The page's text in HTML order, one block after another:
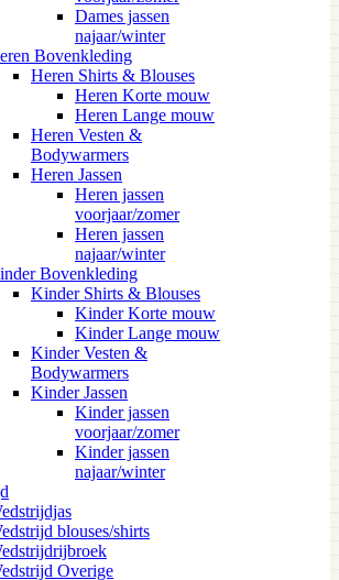
Dames jassen
najaar/winter
Bovenkleding
Heren Shirts & Blouses
Heren Korte mouw
Heren Lange mouw
Heren Vesten &
Bodywarmers
Heren Jassen
Heren jassen
voorjaar/zomer
Heren jassen
najaar/winter
Bovenkleding
Kinder Shirts & Blouses
Kinder Korte mouw
Kinder Lange mouw
Kinder Vesten &
Bodywarmers
Kinder Jassen
Kinder jassen
voorjaar/zomer
Kinder jassen
najaar/winter
blouses/shirts
Overige